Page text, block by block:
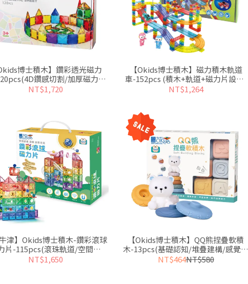
博士積木】鑽彩透光磁力
鑽感切割/加厚磁力工
藝/STEAM玩具)
NT$1,720
【Okids博士積木】磁力積木軌道
車-152pcs (積木+軌道+磁力片設計)
~可以玩賽車的磁力片！
NT$1,264
津】Okids博士積木-鑽彩滾球
片-115pcs(滾珠軌道/空間建
構/STEAM玩具)
NT$1,650
【Okids博士積木】QQ熊捏疊軟積
木-13pcs(基礎認知/堆疊建構/感覺統
合玩具)
NT$464NT$580